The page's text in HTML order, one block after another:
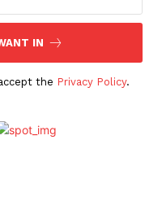
IN
the Privacy Policy.